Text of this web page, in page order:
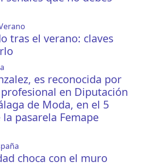
tras el verano: claves
es reconocida por
en Diputación
de Moda, en el 5
pasarela Femape
choca con el muro